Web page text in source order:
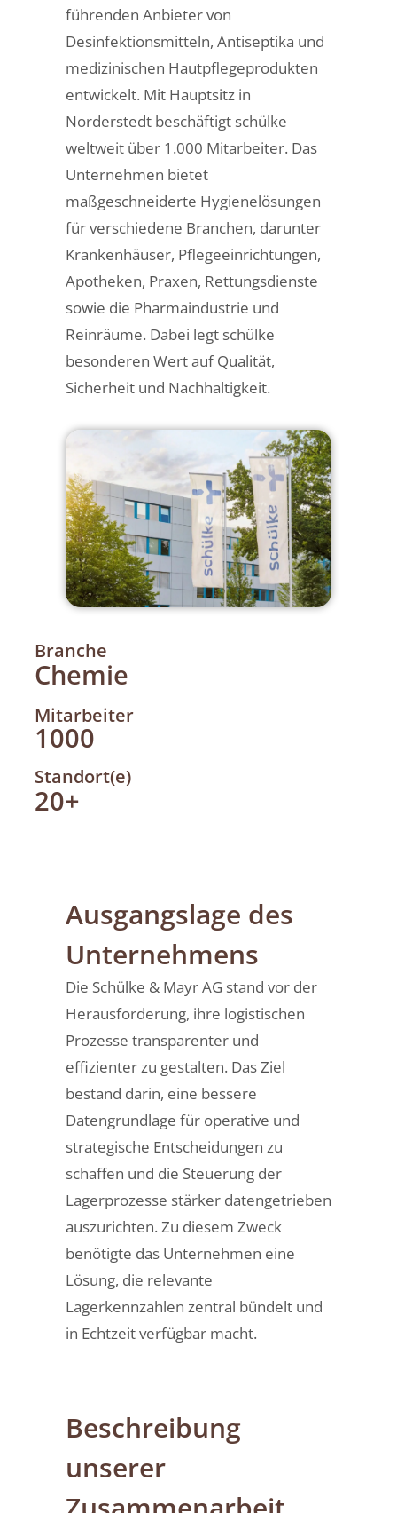
führenden Anbieter von
Desinfektionsmitteln, Antiseptika und
medizinischen Hautpflegeprodukten
entwickelt. Mit Hauptsitz in
Norderstedt beschäftigt schülke
weltweit über 1.000 Mitarbeiter. Das
Unternehmen bietet
maßgeschneiderte Hygienelösungen
für verschiedene Branchen, darunter
Krankenhäuser, Pflegeeinrichtungen,
Apotheken, Praxen, Rettungsdienste
sowie die Pharmaindustrie und
Reinräume. Dabei legt schülke
besonderen Wert auf Qualität,
Sicherheit und Nachhaltigkeit.
Branche
Chemie
Mitarbeiter
1000
Standort(e)
20+
Ausgangslage des
Unternehmens
Die Schülke & Mayr AG stand vor der
Herausforderung, ihre logistischen
Prozesse transparenter und
effizienter zu gestalten. Das Ziel
bestand darin, eine bessere
Datengrundlage für operative und
strategische Entscheidungen zu
schaffen und die Steuerung der
Lagerprozesse stärker datengetrieben
auszurichten. Zu diesem Zweck
benötigte das Unternehmen eine
Lösung, die relevante
Lagerkennzahlen zentral bündelt und
in Echtzeit verfügbar macht.
Beschreibung
unserer